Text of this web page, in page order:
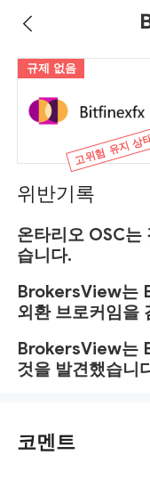
규제 없음
고위험 유지
위반기록
온타리오 OSC
습니다.
BrokersView는
외환 브로커임을
BrokersView는
것을 발견했습니
코멘트